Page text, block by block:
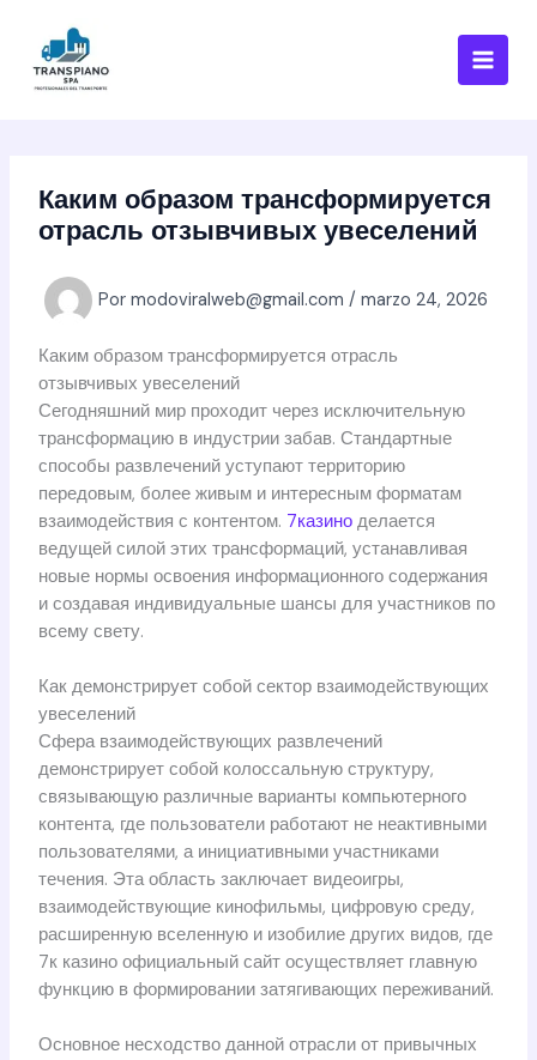
contenido
Каким образом трансформируется
отрасль отзывчивых увеселений
Por modoviralweb@gmail.com / marzo 24, 2026
Каким образом трансформируется отрасль
отзывчивых увеселений
Сегодняшний мир проходит через исключительную
трансформацию в индустрии забав. Стандартные
способы развлечений уступают территорию
передовым, более живым и интересным форматам
взаимодействия с контентом. 7казиноделается
ведущей силой этих трансформаций, устанавливая
новые нормы освоения информационного содержания
и создавая индивидуальные шансы для участников по
всему свету.
Как демонстрирует собой сектор взаимодействующих
увеселений
Сфера взаимодействующих развлечений
демонстрирует собой колоссальную структуру,
связывающую различные варианты компьютерного
контента, где пользователи работают не неактивными
пользователями, а инициативными участниками
течения. Эта область заключает видеоигры,
взаимодействующие кинофильмы, цифровую среду,
расширенную вселенную и изобилие других видов, где
7к казино официальный сайт осуществляет главную
функцию в формировании затягивающих переживаний.
Основное несходство данной отрасли от привычных